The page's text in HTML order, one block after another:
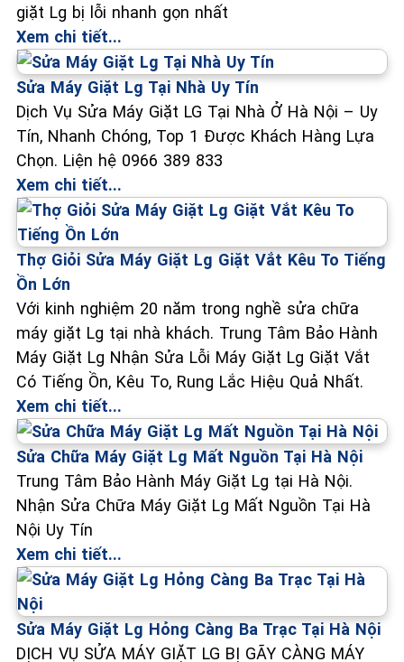
giặt Lg bị lỗi nhanh gọn nhất
Xem chi tiết...
Sửa Máy Giặt Lg Tại Nhà Uy Tín
Dịch Vụ Sửa Máy Giặt LG Tại Nhà Ở Hà Nội – Uy
Tín, Nhanh Chóng, Top 1 Được Khách Hàng Lựa
Chọn. Liện hệ 0966 389 833
Xem chi tiết...
Thợ Giỏi Sửa Máy Giặt Lg Giặt Vắt Kêu To Tiếng
Ồn Lớn
Với kinh nghiệm 20 năm trong nghề sửa chữa
máy giặt Lg tại nhà khách. Trung Tâm Bảo Hành
Máy Giặt Lg Nhận Sửa Lỗi Máy Giặt Lg Giặt Vắt
Có Tiếng Ồn, Kêu To, Rung Lắc Hiệu Quả Nhất.
Xem chi tiết...
Sửa Chữa Máy Giặt Lg Mất Nguồn Tại Hà Nội
Trung Tâm Bảo Hành Máy Giặt Lg tại Hà Nội.
Nhận Sửa Chữa Máy Giặt Lg Mất Nguồn Tại Hà
Nội Uy Tín
Xem chi tiết...
Sửa Máy Giặt Lg Hỏng Càng Ba Trạc Tại Hà Nội
DỊCH VỤ SỬA MÁY GIẶT LG BỊ GÃY CÀNG MÁY